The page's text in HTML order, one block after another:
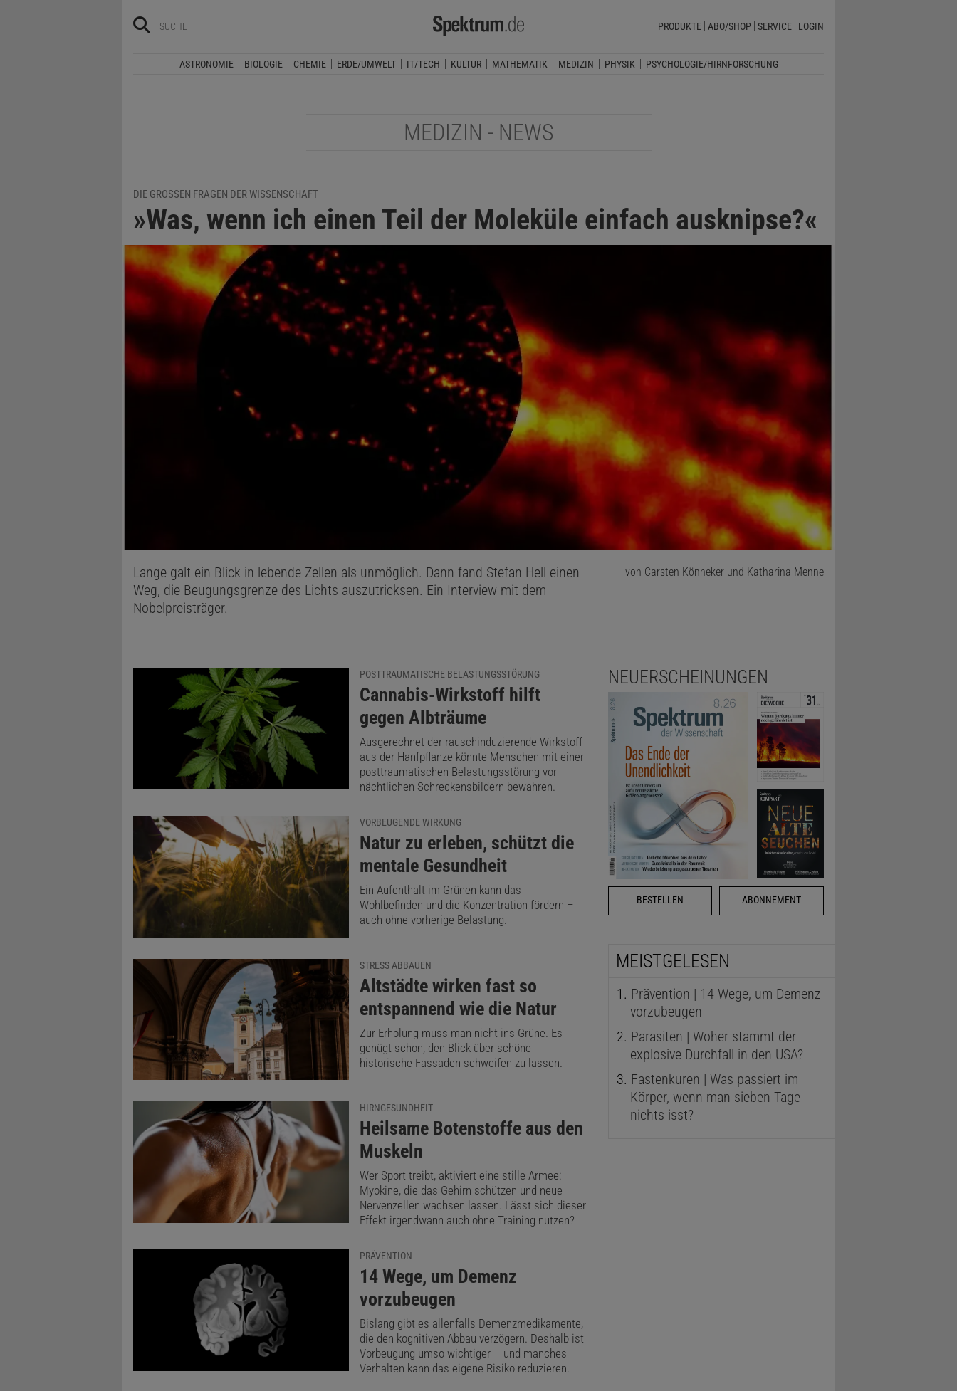
PRODUKTE ABO/SHOP SERVICE LOGIN
ASTRONOMIE BIOLOGIE CHEMIE ERDE/UMWELT IT/TECH KULTUR MATHEMATIK MEDIZIN PHYSIK PSYCHOLOGIE/HIRNFORSCHUNG
MEDIZIN - NEWS
DIE GROSSEN FRAGEN DER WISSENSCHAFT
»Was, wenn ich einen Teil der Moleküle einfach ausknipse?«
Lange galt ein Blick in lebende Zellen als unmöglich. Dann fand Stefan Hell einen
Weg, die Beugungsgrenze des Lichts auszutricksen. Ein Interview mit dem
Nobelpreisträger.
von Carsten Könneker und Katharina Menne
POSTTRAUMATISCHE BELASTUNGSSTÖRUNG
:
Cannabis-Wirkstoff hilft
gegen Albträume
Ausgerechnet der rauschinduzierende Wirkstoff
aus der Hanfpflanze könnte Menschen mit einer
posttraumatischen Belastungsstörung vor
nächtlichen Schreckensbildern bewahren.
VORBEUGENDE WIRKUNG
:
Natur zu erleben, schützt die
mentale Gesundheit
Ein Aufenthalt im Grünen kann das
Wohlbefinden und die Konzentration fördern –
auch ohne vorherige Belastung.
STRESS ABBAUEN
:
Altstädte wirken fast so
entspannend wie die Natur
Zur Erholung muss man nicht ins Grüne. Es
genügt schon, den Blick über schöne
historische Fassaden schweifen zu lassen.
HIRNGESUNDHEIT
:
Heilsame Botenstoffe aus den
Muskeln
Wer Sport treibt, aktiviert eine stille Armee:
Myokine, die das Gehirn schützen und neue
Nervenzellen wachsen lassen. Lässt sich dieser
Effekt irgendwann auch ohne Training nutzen?
PRÄVENTION
:
14 Wege, um Demenz
vorzubeugen
Bislang gibt es allenfalls Demenzmedikamente,
die den kognitiven Abbau verzögern. Deshalb ist
Vorbeugung umso wichtiger – und manches
Verhalten kann das eigene Risiko reduzieren.
NEUERSCHEINUNGEN
BESTELLEN ABONNEMENT
MEISTGELESEN
Prävention | 14 Wege, um Demenz
vorzubeugen
Parasiten | Woher stammt der
explosive Durchfall in den USA?
Fastenkuren | Was passiert im
Körper, wenn man sieben Tage
nichts isst?